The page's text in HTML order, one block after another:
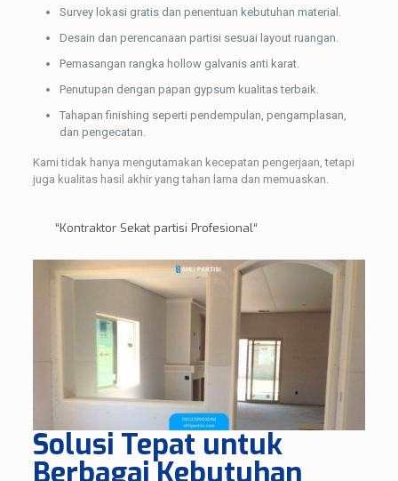
Survey lokasi gratis dan penentuan kebutuhan material.
Desain dan perencanaan partisi sesuai layout ruangan.
Pemasangan rangka hollow galvanis anti karat.
Penutupan dengan papan gypsum kualitas terbaik.
Tahapan finishing seperti pendempulan, pengamplasan,
dan pengecatan.
Kami tidak hanya mengutamakan kecepatan pengerjaan, tetapi
juga kualitas hasil akhir yang tahan lama dan memuaskan.
“Kontraktor Sekat partisi Profesional“
Solusi Tepat untuk
Berbagai Kebutuhan